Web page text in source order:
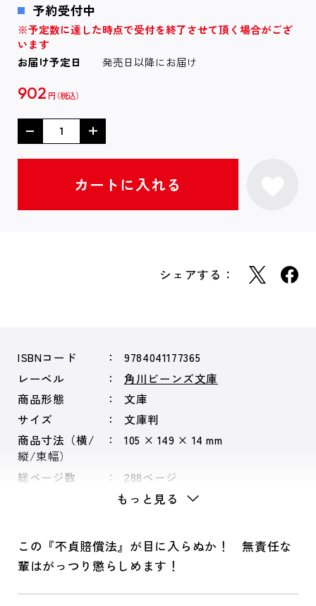
予約受付中
※予定数に達した時点で受付を終了させて頂く場合がござ
います
お届け予定日
発売日以降にお届け
902 円
シェアする：
ISBNコード
9784041177365
レーベル
角川ビーンズ文庫
商品形態
文庫
サイズ
文庫判
商品寸法（横/
縦/束幅）
105 × 149 × 14 mm
総ページ数 288ページ
もっと見る
この『不貞賠償法』が目に入らぬか！ 無責任な
輩はがっつり懲らしめます！